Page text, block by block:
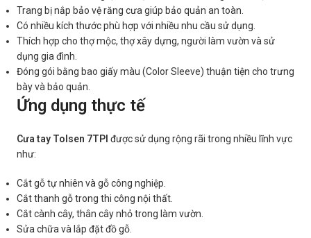
Trang bị nắp bảo vệ răng cưa giúp bảo quản an toàn.
Có nhiều kích thước phù hợp với nhiều nhu cầu sử dụng.
Thích hợp cho thợ mộc, thợ xây dựng, người làm vườn và sử
dụng gia đình.
Đóng gói bằng bao giấy màu (Color Sleeve) thuận tiện cho trưng
bày và bảo quản.
Ứng dụng thực tế
Cưa tay Tolsen 7TPI được sử dụng rộng rãi trong nhiều lĩnh vực
như:
Cắt gỗ tự nhiên và gỗ công nghiệp.
Cắt thanh gỗ trong thi công nội thất.
Cắt cành cây, thân cây nhỏ trong làm vườn.
Sửa chữa và lắp đặt đồ gỗ.